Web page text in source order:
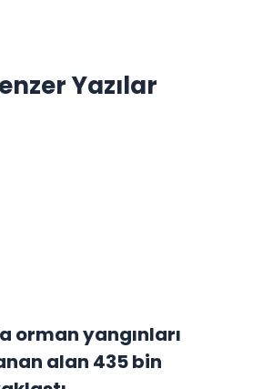
Yazılar
orman yangınları
alan 435 bin